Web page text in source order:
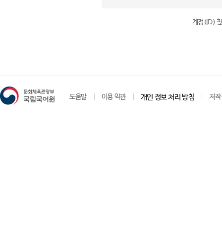
계정(ID)
도움말 이용 약관 개인 정보 처리 방침 저